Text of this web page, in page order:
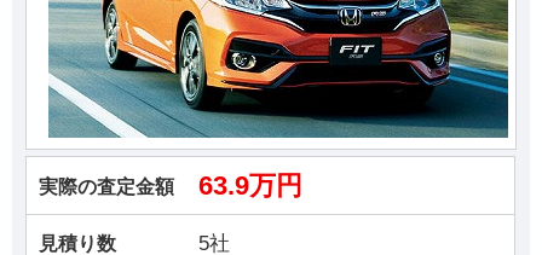
実際の査定金額 63.9万円
見積り数 5社